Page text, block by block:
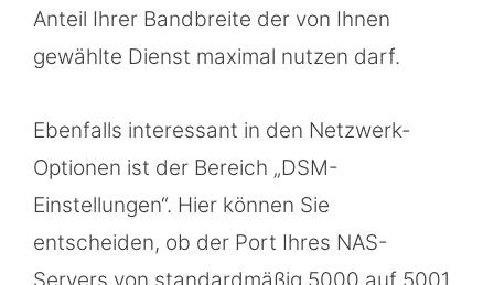
Anteil Ihrer Bandbreite der von Ihnen
gewählte Dienst maximal nutzen darf.
Ebenfalls interessant in den Netzwerk-
Optionen ist der Bereich „DSM-
Einstellungen“. Hier können Sie
entscheiden, ob der Port Ihres NAS-
Servers von standardmäßig 5000 auf 5001